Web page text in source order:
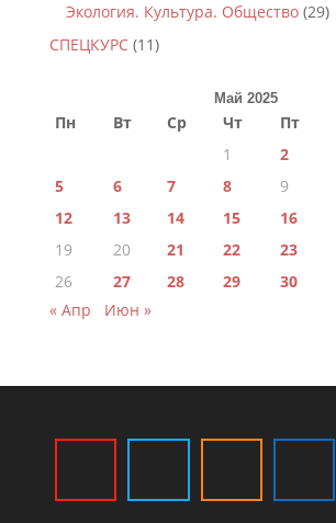
Экология. Культура. Общество(29)
СПЕЦКУРС(11)
Май 2025
Пн Вт Ср Чт Пт
1
2
5
6 7 8 9
12
13 14 15 16
19
20 21 22 23
26
27 28 29 30
« Апр
Июн »